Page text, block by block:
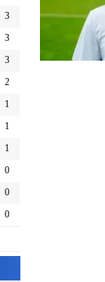
3
3
3
2
1
1
1
0
0
0